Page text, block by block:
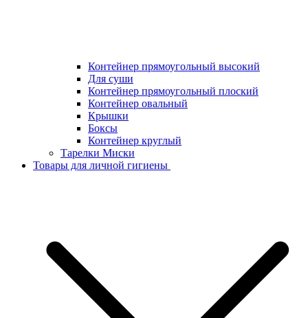
Контейнер прямоугольный высокий
Для суши
Контейнер прямоугольный плоский
Контейнер овальный
Крышки
Боксы
Контейнер круглый
Тарелки Миски
Товары для личной гигиены